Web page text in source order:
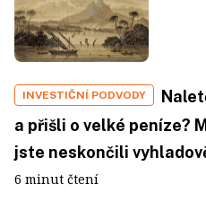
INVESTIČNÍ PODVODY
a přišli o velké peníze?
jste neskončili
6 minut čtení